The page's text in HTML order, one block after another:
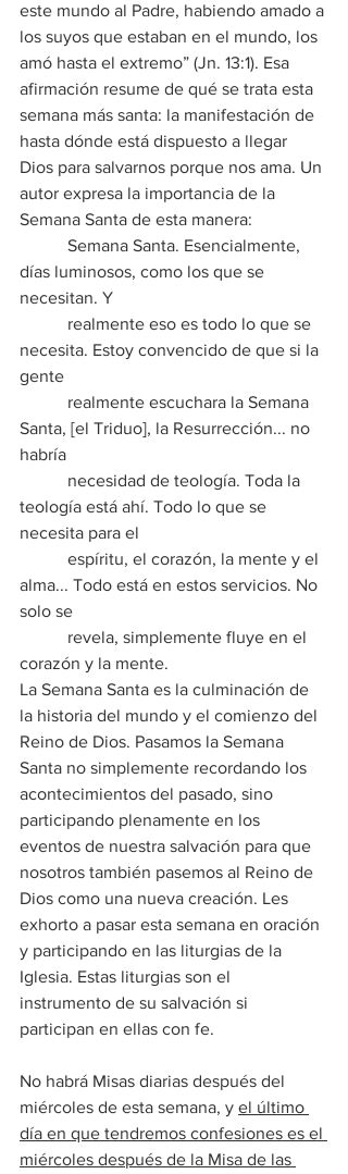
este mundo al Padre, habiendo amado a
los suyos que estaban en el mundo, los
amó hasta el extremo” (Jn. 13:1). Esa
afirmación resume de qué se trata esta
semana más santa: la manifestación de
hasta dónde está dispuesto a llegar
Dios para salvarnos porque nos ama. Un
autor expresa la importancia de la
Semana Santa de esta manera:
días luminosos, como los que se
necesitan. Y
necesita. Estoy convencido de que si la
gente
Santa, [el Triduo], la Resurrección... no
habría
teología está ahí. Todo lo que se
necesita para el
alma... Todo está en estos servicios. No
solo se
corazón y la mente.
La Semana Santa es la culminación de
la historia del mundo y el comienzo del
Reino de Dios. Pasamos la Semana
Santa no simplemente recordando los
acontecimientos del pasado, sino
participando plenamente en los
eventos de nuestra salvación para que
nosotros también pasemos al Reino de
Dios como una nueva creación. Les
exhorto a pasar esta semana en oración
y participando en las liturgias de la
Iglesia. Estas liturgias son el
instrumento de su salvación si
participan en ellas con fe.
No habrá Misas diarias después del
miércoles de esta semana, y el último
día en que tendremos confesiones es el
miércoles después de la Misa de las